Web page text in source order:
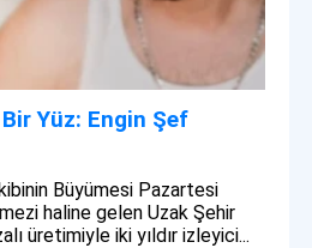
Yüz: Engin Şef
Büyümesi Pazartesi
haline gelen Uzak Şehir
üretimiyle iki yıldır izleyici...